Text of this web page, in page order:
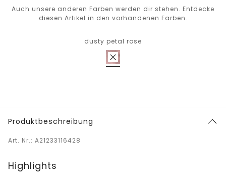
Auch unsere anderen Farben werden dir stehen. Entdecke
diesen Artikel in den vorhandenen Farben.
dusty petal rose
Produktbeschreibung
Art. Nr.: A21233116428
Highlights